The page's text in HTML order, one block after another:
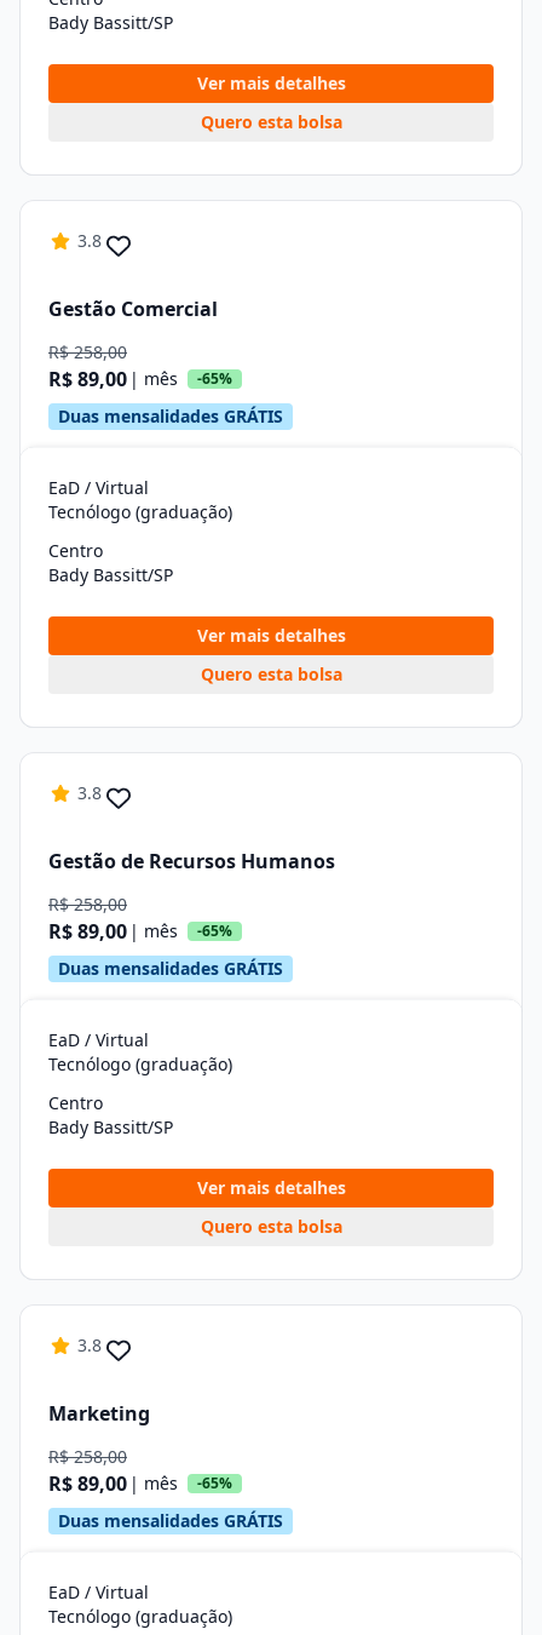
Bady Bassitt/SP
Ver mais detalhes
Quero esta bolsa
3.8
Gestão Comercial
R$ 258,00
R$ 89,00 | mês -65%
Duas mensalidades GRÁTIS
EaD / Virtual
Tecnólogo (graduação)
Centro
Bady Bassitt/SP
Ver mais detalhes
Quero esta bolsa
3.8
Gestão de Recursos Humanos
R$ 258,00
R$ 89,00 | mês -65%
Duas mensalidades GRÁTIS
EaD / Virtual
Tecnólogo (graduação)
Centro
Bady Bassitt/SP
Ver mais detalhes
Quero esta bolsa
3.8
Marketing
R$ 258,00
R$ 89,00 | mês -65%
Duas mensalidades GRÁTIS
EaD / Virtual
Tecnólogo (graduação)